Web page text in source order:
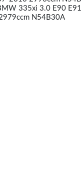
335xi 3.0 E90
N54B30A